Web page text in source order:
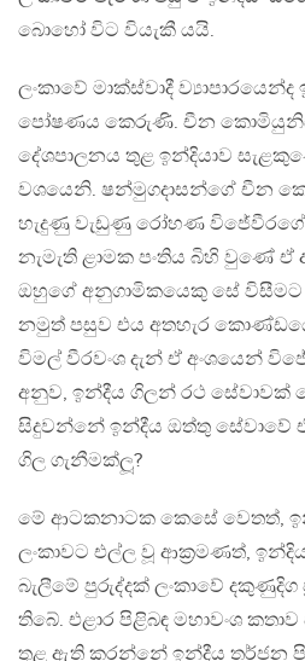
බොහෝ විට වියැකී යයි.
ලංකාවේ මාක්ස්වාදී
පෝෂණය කෙරුණි. චීන
දේශපාලනය තුළ ඉන්දියාව
වශයෙනි. ෂන්මුගදාසන්ගේ චීන
හැදුණු වැඩුණු රෝහණ විජේවීරගේ
නැමැති ළාමක පංතිය බිහි වුණේ ඒ
ඔහුගේ අනුගාමිකයෙකු සේ
නමුත් පසුව එය අතහැර
විමල් වීරවංශ දැන් ඒ අංශයෙන්
අනුව, ඉන්දීය ගිලන් රථ
සිදුවන්නේ ඉන්දීය ඔත්තු සේවාවේ
ගිල ගැනීමක්ලූ?
මේ ආටකනාටක කෙසේ වෙතත්,
ලංකාවට එල්ල වූ ආක‍්‍රමණත්,
බැලීමේ පුරුද්දක් ලංකාවේ
තිබේ. එළාර පිළිබඳ මහාවංශ
තුළ ඇති කරන්නේ ඉන්දීය තර්ජන